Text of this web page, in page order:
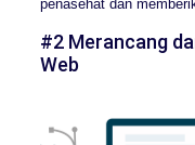
penasehat dan
#2 Merancang
Web